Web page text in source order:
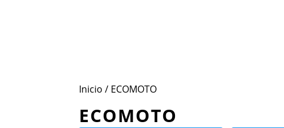
Inicio / ECOMOTO
ECOMOTO